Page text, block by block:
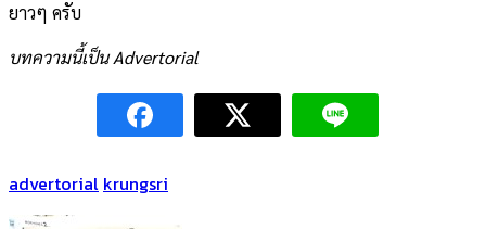
ยาวๆ ครับ
บทความนี้เป็น Advertorial
advertorial krungsri